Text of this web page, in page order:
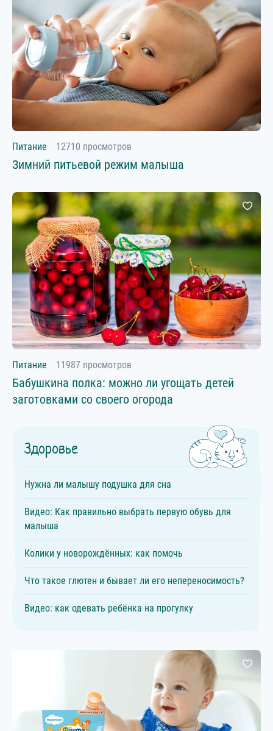
Питание 12710 просмотров
Зимний питьевой режим малыша
Питание 11987 просмотров
Бабушкина полка: можно ли угощать детей
заготовками со своего огорода
Здоровье
Нужна ли малышу подушка для сна
Видео: Как правильно выбрать первую обувь для
малыша
Колики у новорождённых: как помочь
Что такое глютен и бывает ли его непереносимость?
Видео: как одевать ребёнка на прогулку